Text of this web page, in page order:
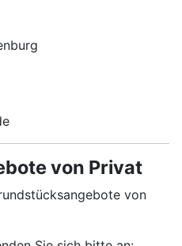
von Privat
von